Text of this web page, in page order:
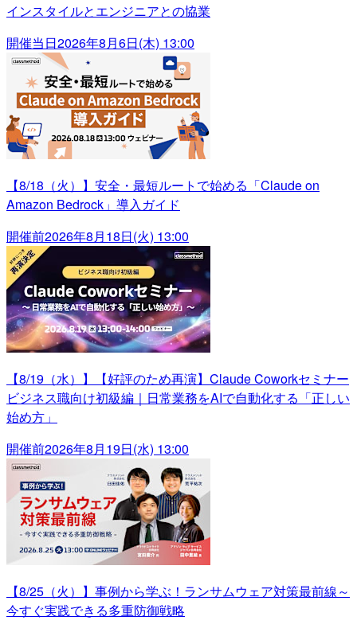
インスタイルとエンジニアとの協業
開催当日2026年8月6日(木) 13:00
【8/18（火）】安全・最短ルートで始める「Claude on
Amazon Bedrock」導入ガイド
開催前2026年8月18日(火) 13:00
【8/19（水）】【好評のため再演】Claude Coworkセミナー
ビジネス職向け初級編｜日常業務をAIで自動化する「正しい
始め方」
開催前2026年8月19日(水) 13:00
【8/25（火）】事例から学ぶ！ランサムウェア対策最前線～
今すぐ実践できる多重防御戦略